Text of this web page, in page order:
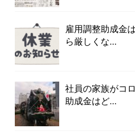
雇用調整助成金
ら厳しくな...
社員の家族がコ
助成金はど...